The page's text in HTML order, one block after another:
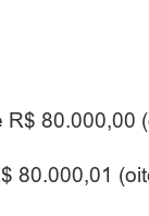
80.000,00